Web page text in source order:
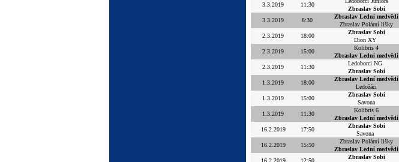
3.3.2019
11:30
Zbraslav Sobi
3.3.2019
8:30
Zbraslav Lední medvědi
Zbraslav Polární lišky
2.3.2019
18:00
Zbraslav Sobi
Dion XY
2.3.2019
15:00
Kolibris 4
Zbraslav Lední medvědi
2.3.2019
11:30
Ledoborci NG
Zbraslav Sobi
1.3.2019
18:00
Zbraslav Lední medvědi
Ledožáci
1.3.2019
15:00
Zbraslav Sobi
Savona
1.3.2019
11:30
Kolibris 6
Zbraslav Lední medvědi
16.2.2019
17:50
Zbraslav Sobi
Savona
16.2.2019
15:50
Zbraslav Polární lišky
Zbraslav Lední medvědi
16.2.2019
12:50
Zbraslav Sobi